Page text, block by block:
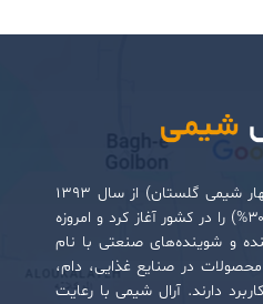
صنایع آرال شیمی (پیشگام بهار شیمی گلستان) از سال ۱۳۹۳
تولید اسید پراستیک (۳% تا ۳۰%) را در کشور آغاز کرد و امروزه
و شوینده‌های صنعتی با نام
در صنایع غذایی، دام،
دارند. آرال شیمی با رعایت